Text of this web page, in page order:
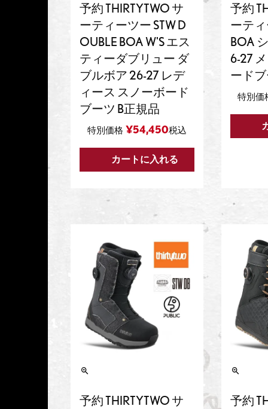
予約 THIRTYTWO サ
ーティーツー STW D
OUBLE BOA W'S エス
ティーダブリュー ダ
ブルボア 26-27 レデ
ィース スノーボード
ブーツ B正規品
特別価格 ¥54,450税込
カートに入れる
予約
ーティ
BOA
6-27
ード
特別価
予約 THIRTYTWO サ
予約